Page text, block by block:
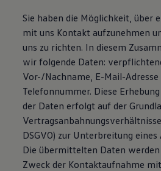
Sie haben die Möglichkeit, über
mit uns Kontakt aufzunehmen
uns zu richten. In diesem
wir folgende Daten:
Vor-/Nachname, E-Mail-
Telefonnummer. Diese
der Daten erfolgt auf der
DSGVO) zur Unterbreitung
Die übermittelten Daten werden
Zweck der Kontaktaufnahme